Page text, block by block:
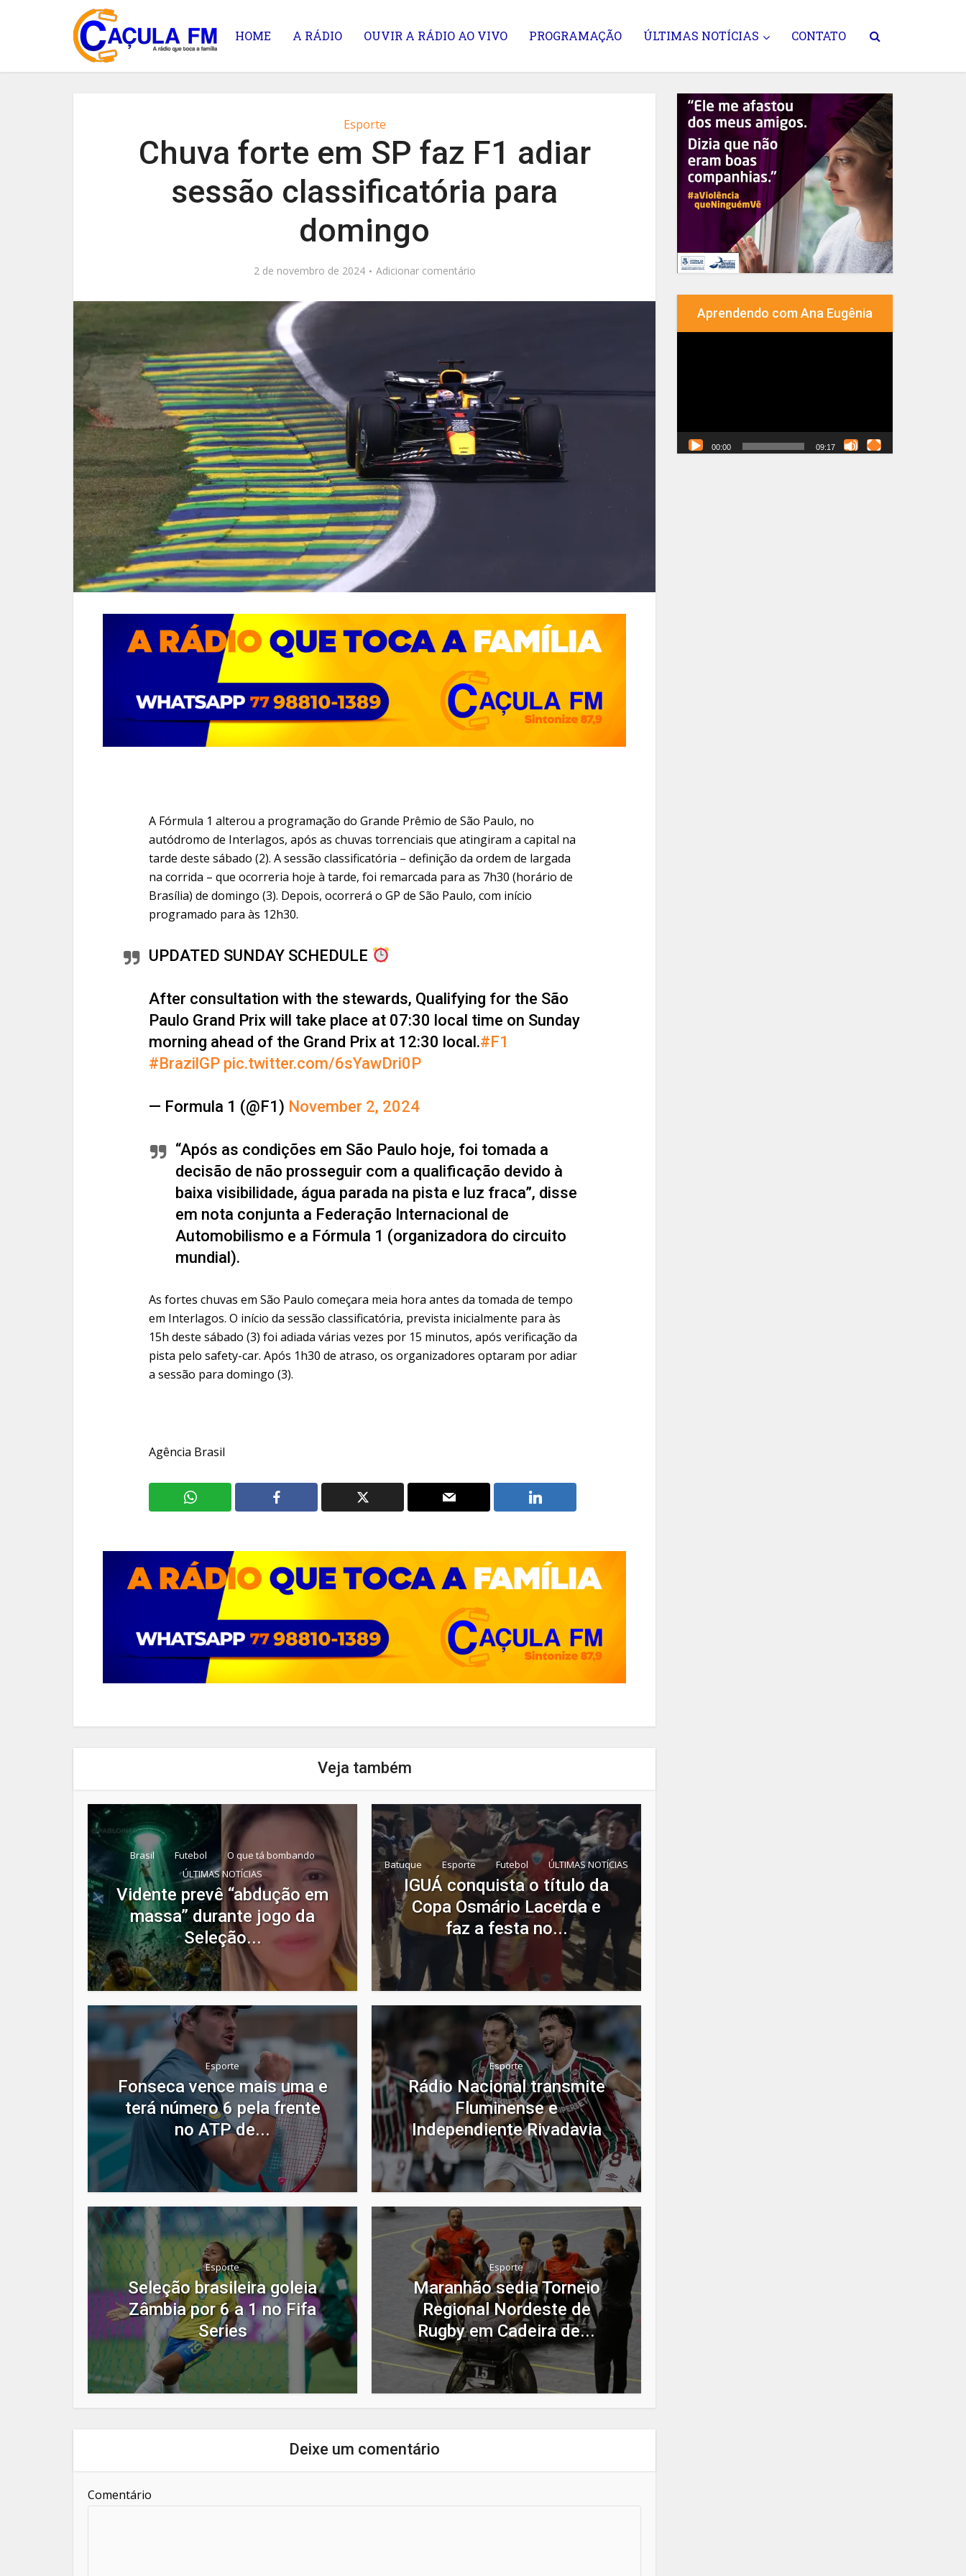
HOME A RÁDIO OUVIR A RÁDIO AO VIVO PROGRAMAÇÃO ÚLTIMAS NOTÍCIAS CONTATO
Esporte
Chuva forte em SP faz F1 adiar
sessão classificatória para
domingo
2 de novembro de 2024 Adicionar comentário
A Fórmula 1 alterou a programação do Grande Prêmio de São Paulo, no
autódromo de Interlagos, após as chuvas torrenciais que atingiram a capital na
tarde deste sábado (2). A sessão classificatória – definição da ordem de largada
na corrida – que ocorreria hoje à tarde, foi remarcada para as 7h30 (horário de
Brasília) de domingo (3). Depois, ocorrerá o GP de São Paulo, com início
programado para às 12h30.
UPDATED SUNDAY SCHEDULE
After consultation with the stewards, Qualifying for the São
Paulo Grand Prix will take place at 07:30 local time on Sunday
morning ahead of the Grand Prix at 12:30 local.#F1
#BrazilGP pic.twitter.com/6sYawDri0P
— Formula 1 (@F1) November 2, 2024
“Após as condições em São Paulo hoje, foi tomada a
decisão de não prosseguir com a qualificação devido à
baixa visibilidade, água parada na pista e luz fraca”, disse
em nota conjunta a Federação Internacional de
Automobilismo e a Fórmula 1 (organizadora do circuito
mundial).
As fortes chuvas em São Paulo começara meia hora antes da tomada de tempo
em Interlagos. O início da sessão classificatória, prevista inicialmente para às
15h deste sábado (3) foi adiada várias vezes por 15 minutos, após verificação da
pista pelo safety-car. Após 1h30 de atraso, os organizadores optaram por adiar
a sessão para domingo (3).
Agência Brasil
Veja também
Brasil Futebol
O que tá bombando
ÚLTIMAS NOTÍCIAS
Vidente prevê “abdução em
massa” durante jogo da
Seleção...
Batuque Esporte Futebol ÚLTIMAS NOTÍCIAS
IGUÁ conquista o título da
Copa Osmário Lacerda e
faz a festa no...
Esporte
Fonseca vence mais uma e
terá número 6 pela frente
no ATP de...
Esporte
Rádio Nacional transmite
Fluminense e
Independiente Rivadavia
Esporte
Seleção brasileira goleia
Zâmbia por 6 a 1 no Fifa
Series
Esporte
Maranhão sedia Torneio
Regional Nordeste de
Rugby em Cadeira de...
Deixe um comentário
Comentário
Aprendendo com Ana Eugênia
00:00 09:17